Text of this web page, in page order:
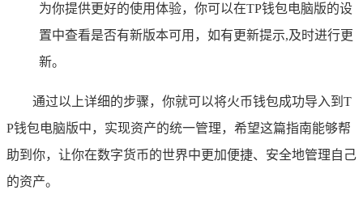
为你提供更好的使用体验，你可以在TP钱包电脑版的设
置中查看是否有新版本可用，如有更新提示,及时进行更
新。
通过以上详细的步骤，你就可以将火币钱包成功导入到T
P钱包电脑版中，实现资产的统一管理，希望这篇指南能够帮
助到你，让你在数字货币的世界中更加便捷、安全地管理自己
的资产。